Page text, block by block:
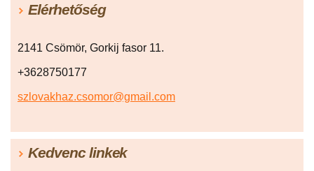
Elérhetőség
2141 Csömör, Gorkij fasor 11.
+3628750177
szlovakhaz.csomor@gmail.com
Kedvenc linkek